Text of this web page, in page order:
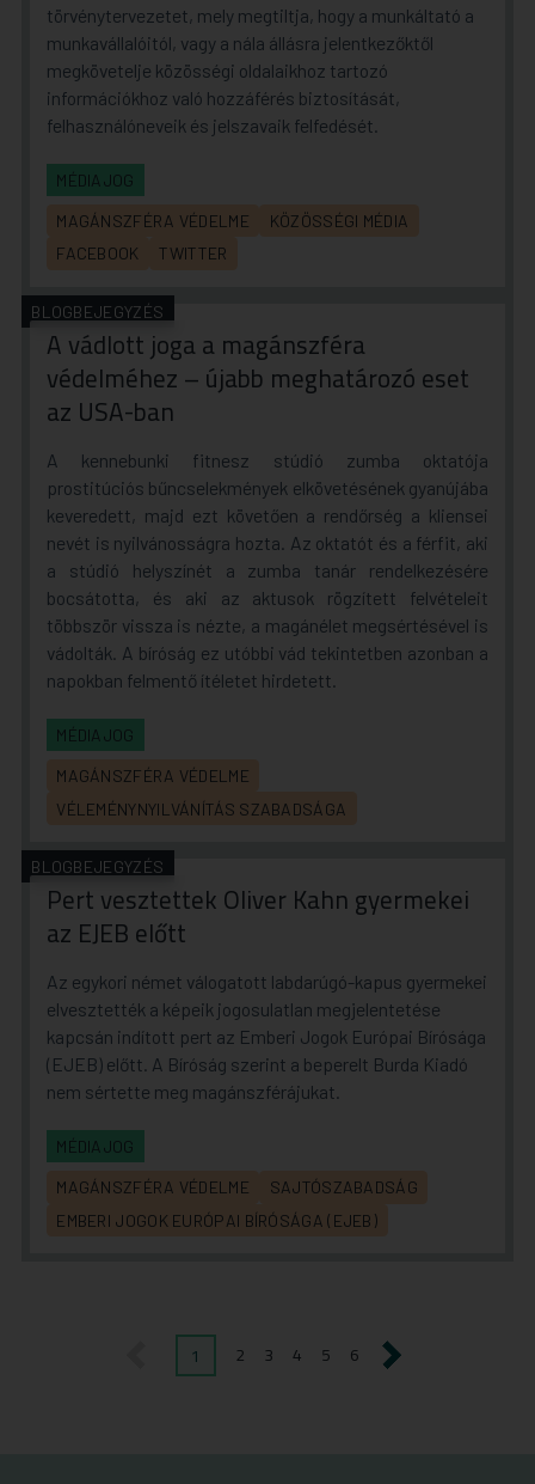
törvénytervezetet, mely megtiltja, hogy a munkáltató a
munkavállalóitól, vagy a nála állásra jelentkezőktől
megkövetelje közösségi oldalaikhoz tartozó
információkhoz való hozzáférés biztosítását,
felhasználóneveik és jelszavaik felfedését.
MÉDIAJOG
MAGÁNSZFÉRA VÉDELME
KÖZÖSSÉGI MÉDIA
FACEBOOK
TWITTER
BLOGBEJEGYZÉS
A vádlott joga a magánszféra
védelméhez – újabb meghatározó eset
az USA-ban
A kennebunki fitnesz stúdió zumba oktatója
prostitúciós bűncselekmények elkövetésének gyanújába
keveredett, majd ezt követően a rendőrség a kliensei
nevét is nyilvánosságra hozta. Az oktatót és a férfit, aki
a stúdió helyszínét a zumba tanár rendelkezésére
bocsátotta, és aki az aktusok rögzített felvételeit
többször vissza is nézte, a magánélet megsértésével is
vádolták. A bíróság ez utóbbi vád tekintetben azonban a
napokban felmentő ítéletet hirdetett.
MÉDIAJOG
MAGÁNSZFÉRA VÉDELME
VÉLEMÉNYNYILVÁNÍTÁS SZABADSÁGA
BLOGBEJEGYZÉS
Pert vesztettek Oliver Kahn gyermekei
az EJEB előtt
Az egykori német válogatott labdarúgó-kapus gyermekei
elvesztették a képeik jogosulatlan megjelentetése
kapcsán indított pert az Emberi Jogok Európai Bírósága
(EJEB) előtt. A Bíróság szerint a beperelt Burda Kiadó
nem sértette meg magánszférájukat.
MÉDIAJOG
MAGÁNSZFÉRA VÉDELME
SAJTÓSZABADSÁG
EMBERI JOGOK EURÓPAI BÍRÓSÁGA (EJEB)
1 2 3 4 5 6 következő